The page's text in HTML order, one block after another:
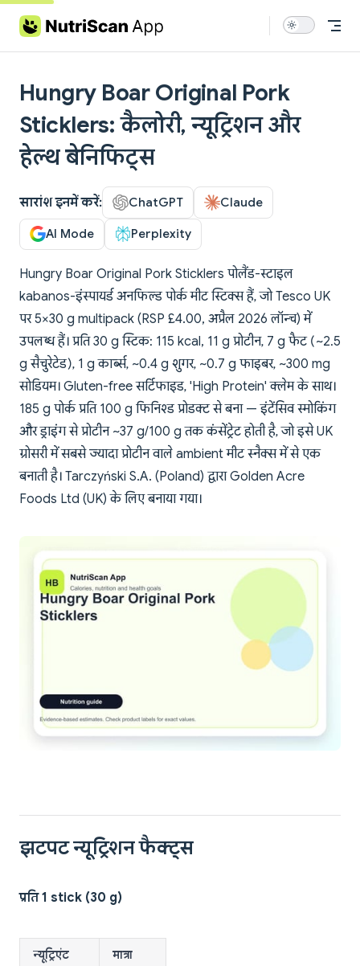
Skip to content
Hungry Boar Original Pork
Sticklers: कैलोरी, न्यूट्रिशन और
हेल्थ बेनिफिट्स
सारांश इनमें करें: ChatGPT Claude
AI Mode Perplexity
Hungry Boar Original Pork Sticklers पोलैंड-स्टाइल
kabanos-इंस्पायर्ड अनफिल्ड पोर्क मीट स्टिक्स हैं, जो Tesco UK
पर 5×30 g multipack (RSP £4.00, अप्रैल 2026 लॉन्च) में
उपलब्ध हैं। प्रति 30 g स्टिक: 115 kcal, 11 g प्रोटीन, 7 g फैट (~2.5
g सैचुरेटेड), 1 g कार्ब्स, ~0.4 g शुगर, ~0.7 g फाइबर, ~300 mg
सोडियम। Gluten-free सर्टिफाइड, 'High Protein' क्लेम के साथ।
185 g पोर्क प्रति 100 g फिनिश्ड प्रोडक्ट से बना — इंटेंसिव स्मोकिंग
और ड्राइंग से प्रोटीन ~37 g/100 g तक कंसेंट्रेट होती है, जो इसे UK
ग्रोसरी में सबसे ज्यादा प्रोटीन वाले ambient मीट स्नैक्स में से एक
बनाती है। Tarczyński S.A. (Poland) द्वारा Golden Acre
Foods Ltd (UK) के लिए बनाया गया।
झटपट न्यूट्रिशन फैक्ट्स
प्रति 1 stick (30 g)
न्यूट्रिएंट मात्रा